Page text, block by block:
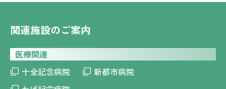
関連施設のご案内
医療関連
十全記念病院
新都市病院